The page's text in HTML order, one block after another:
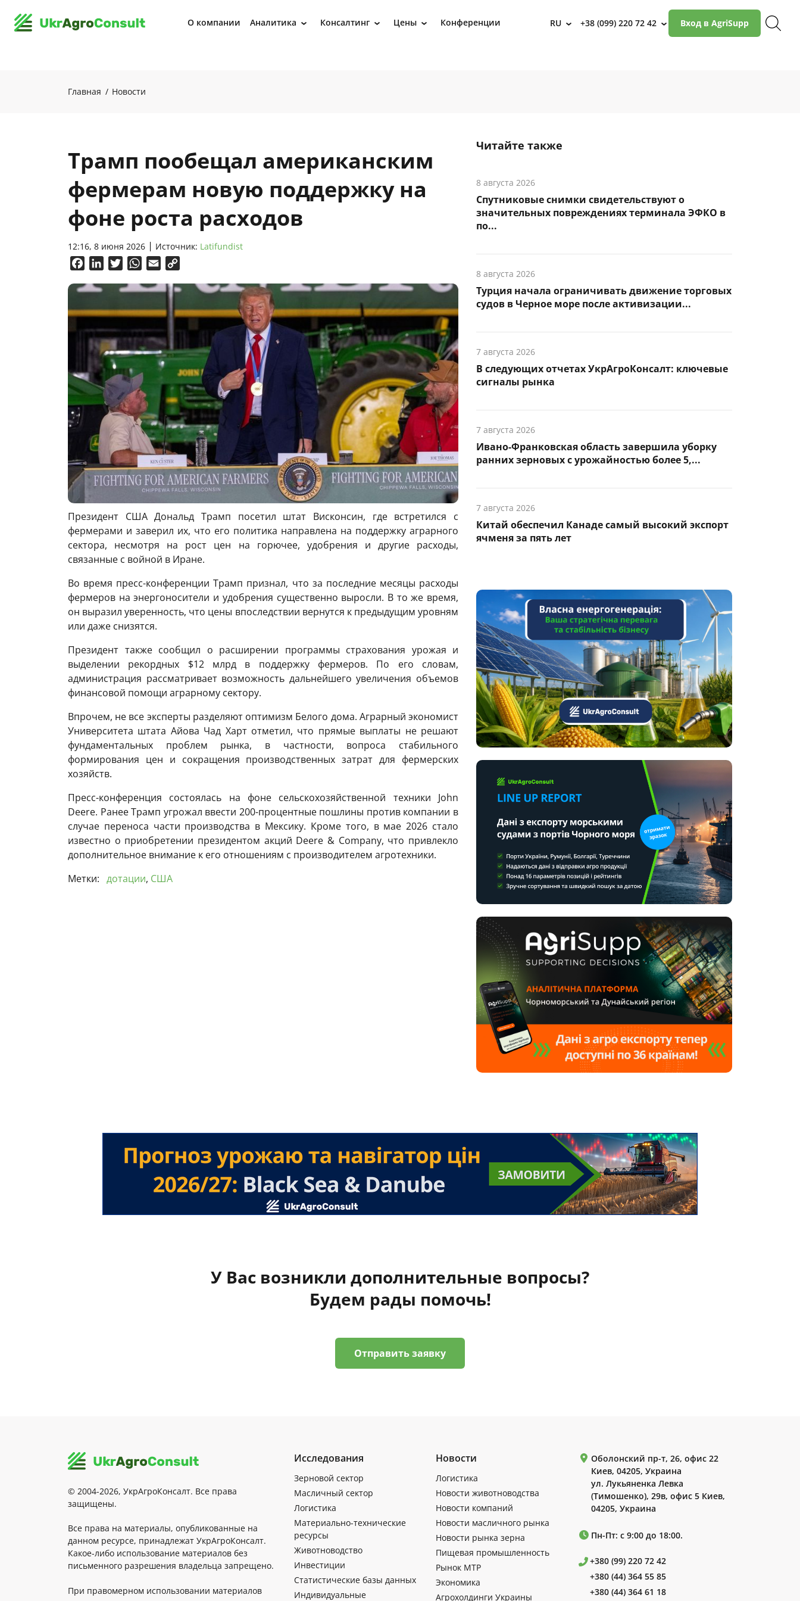
О компании Аналитика › Консалтинг › Цены › Конференции RU › +38 (099) 220 72 42 › Вход в AgriSupp
Главная Новости
Трамп пообещал американским
фермерам новую поддержку на
фоне роста расходов
12:16, 8 июня 2026 Источник: Latifundist
FacebookLinkedInTwitterWhatsApp
Email
Президент США Дональд Трамп посетил штат Висконсин, где встретился с
фермерами и заверил их, что его политика направлена ​​на поддержку аграрного
сектора, несмотря на рост цен на горючее, удобрения и другие расходы,
связанные с войной в Иране.
Во время пресс-конференции Трамп признал, что за последние месяцы расходы
фермеров на энергоносители и удобрения существенно выросли. В то же время,
он выразил уверенность, что цены впоследствии вернутся к предыдущим уровням
или даже снизятся.
Президент также сообщил о расширении программы страхования урожая и
выделении рекордных $12 млрд в поддержку фермеров. По его словам,
администрация рассматривает возможность дальнейшего увеличения объемов
финансовой помощи аграрному сектору.
Впрочем, не все эксперты разделяют оптимизм Белого дома. Аграрный экономист
Университета штата Айова Чад Харт отметил, что прямые выплаты не решают
фундаментальных проблем рынка, в частности, вопроса стабильного
формирования цен и сокращения производственных затрат для фермерских
хозяйств.
Пресс-конференция состоялась на фоне сельскохозяйственной техники John
Deere. Ранее Трамп угрожал ввести 200-процентные пошлины против компании в
случае переноса части производства в Мексику. Кроме того, в мае 2026 стало
известно о приобретении президентом акций Deere & Company, что привлекло
дополнительное внимание к его отношениям с производителем агротехники.
Метки: дотации, США
Читайте также
8 августа 2026
Спутниковые снимки свидетельствуют о
значительных повреждениях терминала ЭФКО в
по...
8 августа 2026
Турция начала ограничивать движение торговых
судов в Черное море после активизации...
7 августа 2026
В следующих отчетах УкрАгроКонсалт: ключевые
сигналы рынка
7 августа 2026
Ивано-Франковская область завершила уборку
ранних зерновых с урожайностью более 5,...
7 августа 2026
Китай обеспечил Канаде самый высокий экспорт
ячменя за пять лет
У Вас возникли дополнительные вопросы?
Будем рады помочь!
Отправить заявку
© 2004-2026, УкрАгроКонсалт. Все права
защищены.
Все права на материалы, опубликованные на
данном ресурсе, принадлежат УкрАгроКонсалт.
Какое-либо использование материалов без
письменного разрешения владельца запрещено.
При правомерном использовании материалов
Исследования
Зерновой сектор
Масличный сектор
Логистика
Материально-технические
ресурсы
Животноводство
Инвестиции
Статистические базы данных
Индивидуальные
Новости
Логистика
Новости животноводства
Новости компаний
Новости масличного рынка
Новости рынка зерна
Пищевая промышленность
Рынок МТР
Экономика
Агрохолдинги Украины
Оболонский пр-т, 26, офис 22
Киев, 04205, Украина
ул. Лукьяненка Левка
(Тимошенко), 29в, офис 5 Киев,
04205, Украина
Пн-Пт: с 9:00 до 18:00.
+380 (99) 220 72 42
+380 (44) 364 55 85
+380 (44) 364 61 18